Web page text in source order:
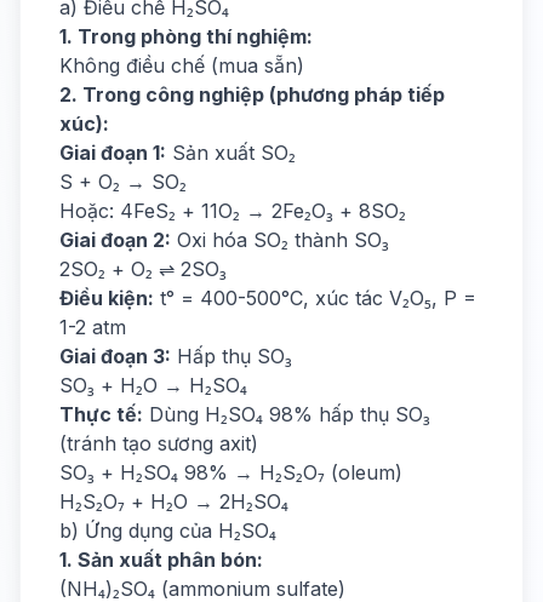
a) Điều chế H₂SO₄
1. Trong phòng thí nghiệm:
Không điều chế (mua sẵn)
2. Trong công nghiệp (phương pháp tiếp
xúc):
Giai đoạn 1: Sản xuất SO₂
S + O₂ → SO₂
Hoặc: 4FeS₂ + 11O₂ → 2Fe₂O₃ + 8SO₂
Giai đoạn 2: Oxi hóa SO₂ thành SO₃
2SO₂ + O₂ ⇌ 2SO₃
Điều kiện: t° = 400-500°C, xúc tác V₂O₅, P =
1-2 atm
Giai đoạn 3: Hấp thụ SO₃
SO₃ + H₂O → H₂SO₄
Thực tế: Dùng H₂SO₄ 98% hấp thụ SO₃
(tránh tạo sương axit)
SO₃ + H₂SO₄ 98% → H₂S₂O₇ (oleum)
H₂S₂O₇ + H₂O → 2H₂SO₄
b) Ứng dụng của H₂SO₄
1. Sản xuất phân bón:
(NH₄)₂SO₄ (ammonium sulfate)